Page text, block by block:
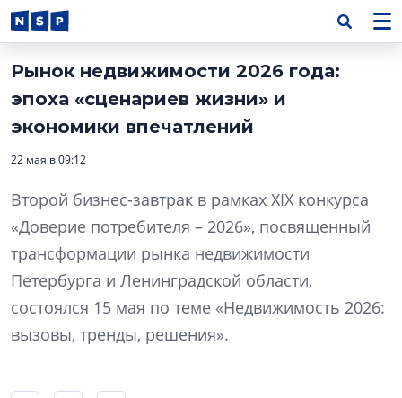
Рынок недвижимости 2026 года:
эпоха «сценариев жизни» и
экономики впечатлений
22 мая в 09:12
Второй бизнес-завтрак в рамках XIX конкурса
«Доверие потребителя – 2026», посвященный
трансформации рынка недвижимости
Петербурга и Ленинградской области,
состоялся 15 мая по теме «Недвижимость 2026:
вызовы, тренды, решения».